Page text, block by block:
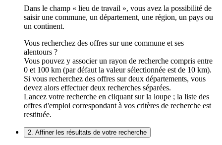
Dans le champ « lieu de travail », vous avez la possibilité de
saisir une commune, un département, une région, un pays ou
un continent.
Vous recherchez des offres sur une commune et ses
alentours ?
Vous pouvez y associer un rayon de recherche compris entre
0 et 100 km (par défaut la valeur sélectionnée est de 10 km).
Si vous recherchez des offres sur deux départements, vous
devez alors effectuer deux recherches séparées.
Lancez votre recherche en cliquant sur la loupe ; la liste des
offres d'emploi correspondant à vos critères de recherche est
restituée.
2. Affiner les résultats de votre recherche